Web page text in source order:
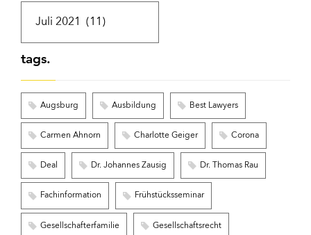
tags.
Augsburg Ausbildung Best Lawyers
Carmen Ahnorn Charlotte Geiger Corona
Deal Dr. Johannes Zausig Dr. Thomas Rau
Fachinformation Frühstücksseminar
Gesellschafterfamilie Gesellschaftsrecht